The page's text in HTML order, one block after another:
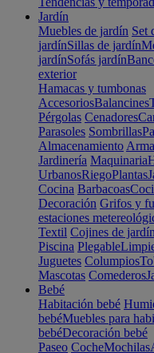
Jardín
Muebles de jardín Set
jardínSillas de jardín
jardínSofás jardín
exterior
Hamacas y tumbonas
AccesoriosBalancines
Pérgolas Cenadores
Parasoles Sombrillas
Almacenamiento
Jardinería Maquinaria
UrbanosRiegoPlantas
Cocina Barbacoas
Decoración Grifos y
estaciones
Textil Cojines de jardín
Piscina Plegable
Juguetes Columpios
Mascotas Comederos
Bebé
Habitación bebé
bebéMuebles para
bebéDecoración bebé
Paseo CocheMochilas